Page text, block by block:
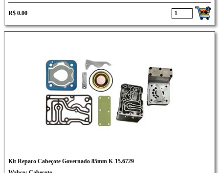
R$ 0.00
Kit Reparo Cabeçote Governado 85mm K-15.6729